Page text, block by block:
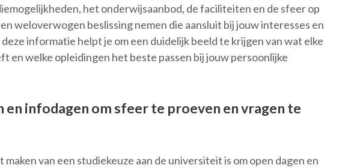
het onderwijsaanbod, de faciliteiten en de sfeer op
weloverwogen beslissing nemen die aansluit bij jouw interesses en
informatie helpt je om een duidelijk beeld te krijgen van wat elke
en welke opleidingen het beste passen bij jouw persoonlijke
en infodagen om sfeer te proeven en vragen te
van een studiekeuze aan de universiteit is om open dagen en